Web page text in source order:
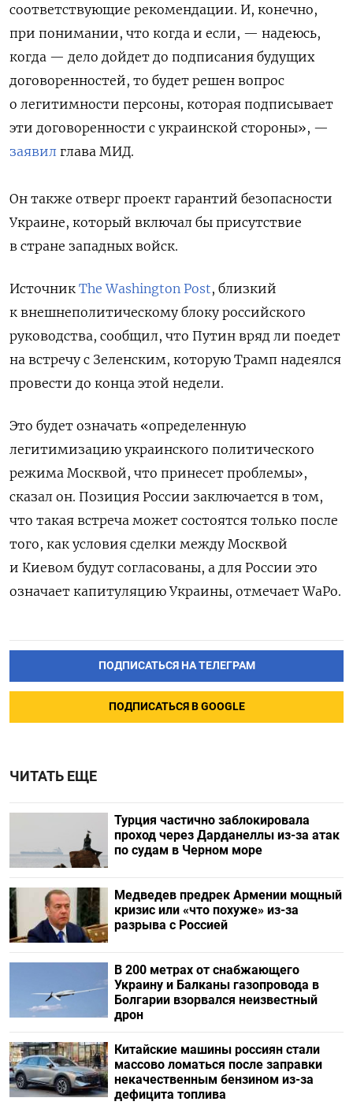
соответствующие рекомендации. И, конечно,
при понимании, что когда и если, — надеюсь,
когда — дело дойдет до подписания будущих
договоренностей, то будет решен вопрос
о легитимности персоны, которая подписывает
эти договоренности с украинской стороны», —
заявил глава МИД.
Он также отверг проект гарантий безопасности
Украине, который включал бы присутствие
в стране западных войск.
Источник The Washington Post, близкий
к внешнеполитическому блоку российского
руководства, сообщил, что Путин вряд ли поедет
на встречу с Зеленским, которую Трамп надеялся
провести до конца этой недели.
Это будет означать «определенную
легитимизацию украинского политического
режима Москвой, что принесет проблемы»,
сказал он. Позиция России заключается в том,
что такая встреча может состоятся только после
того, как условия сделки между Москвой
и Киевом будут согласованы, а для России это
означает капитуляцию Украины, отмечает WaPo.
ПОДПИСАТЬСЯ НА ТЕЛЕГРАМ
ПОДПИСАТЬСЯ В GOOGLE
ЧИТАТЬ ЕЩЕ
Турция частично заблокировала
проход через Дарданеллы из-за атак
по судам в Черном море
Медведев предрек Армении мощный
кризис или «что похуже» из-за
разрыва с Россией
В 200 метрах от снабжающего
Украину и Балканы газопровода в
Болгарии взорвался неизвестный
дрон
Китайские машины россиян стали
массово ломаться после заправки
некачественным бензином из-за
дефицита топлива